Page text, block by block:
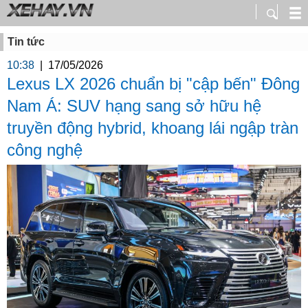
Tin tức
10:38
17/05/2026
Lexus LX 2026 chuẩn bị "cập bến" Đông
Nam Á: SUV hạng sang sở hữu hệ
truyền động hybrid, khoang lái ngập tràn
công nghệ